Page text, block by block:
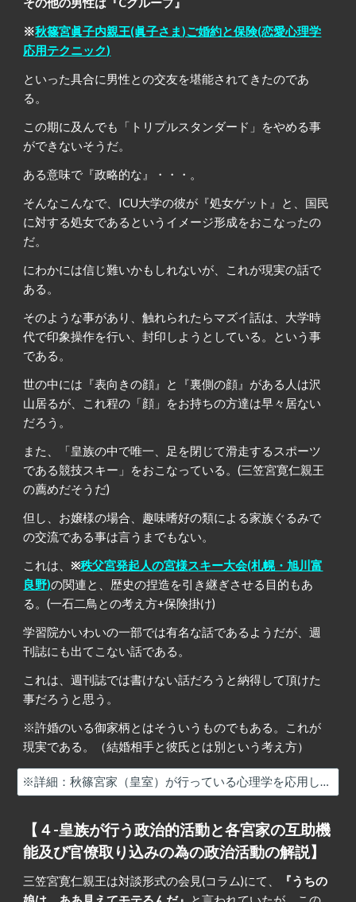
その他の男性は『Cグループ』
※秋篠宮眞子内親王(眞子さま)ご婚約と保険(恋愛心理学
応用テクニック)
といった具合に男性との交友を堪能されてきたのであ
る。
この期に及んでも「トリプルスタンダード」をやめる事
ができないそうだ。
ある意味で『政略的な』・・・。
そんなこんなで、ICU大学の彼が『処女ゲット』と、国民
に対する処女であるというイメージ形成をおこなったの
だ。
にわかには信じ難いかもしれないが、これが現実の話で
ある。
そのような事があり、触れられたらマズイ話は、大学時
代で印象操作を行い、封印しようとしている。という事
である。
世の中には『表向きの顔』と『裏側の顔』がある人は沢
山居るが、これ程の「顔」をお持ちの方達は早々居ない
だろう。
また、「皇族の中で唯一、足を閉じて滑走するスポーツ
である競技スキー」をおこなっている。(三笠宮寛仁親王
の薦めだそうだ)
但し、お嬢様の場合、趣味嗜好の類による家族ぐるみで
の交流である事は言うまでもない。
これは、※秩父宮発起人の宮様スキー大会(札幌・旭川富
良野)の関連と、歴史の捏造を引き継ぎさせる目的もあ
る。(一石二鳥との考え方+保険掛け)
学習院かいわいの一部では有名な話であるようだが、週
刊誌にも出てこない話である。
これは、週刊誌では書けない話だろうと納得して頂けた
事だろうと思う。
※許婚のいる御家柄とはそういうものでもある。これが
現実である。（結婚相手と彼氏とは別という考え方）
※詳細：秋篠宮家（皇室）が行っている心理学を応用した複数の男性をキープする手法
【４-皇族が行う政治的活動と各宮家の互助機
能及び官僚取り込みの為の政治活動の解説】
三笠宮寛仁親王は対談形式の会見(コラム)にて、
『うちの